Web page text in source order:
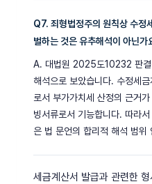
Q7. 죄형법정주의 원칙상 수정
벌하는 것은 유추해석이 아닌가
A. 대법원 2025도10232 판결
해석으로 보았습니다. 수정세
로서 부가가치세 산정의 근거
빙서류로서 기능합니다. 따라
은 법 문언의 합리적 해석 범위
세금계산서 발급과 관련한